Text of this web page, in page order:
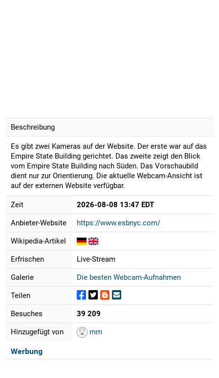
Beschreibung
Es gibt zwei Kameras auf der Website. Der erste war auf das
Empire State Building gerichtet. Das zweite zeigt den Blick
vom Empire State Building nach Süden. Das Vorschaubild
dient nur zur Orientierung. Die aktuelle Webcam-Ansicht ist
auf der externen Website verfügbar.
Zeit 2026-08-08 13:47 EDT
Anbieter-Website https://www.esbnyc.com/
Wikipedia-Artikel
Erfrischen Live-Stream
Galerie Die besten Webcam-Aufnahmen
Teilen
Besuches 39 209
Hinzugefügt von mm
Werbung